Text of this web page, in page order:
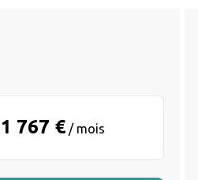
1 767 €/ mois